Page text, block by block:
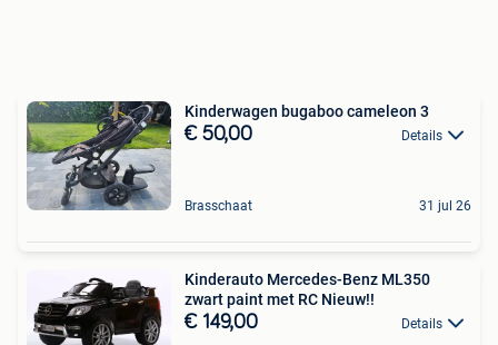
Kinderwagen bugaboo cameleon 3
€ 50,00 Details
Brasschaat 31 jul 26
Kinderauto Mercedes-Benz ML350
zwart paint met RC Nieuw!!
€ 149,00 Details